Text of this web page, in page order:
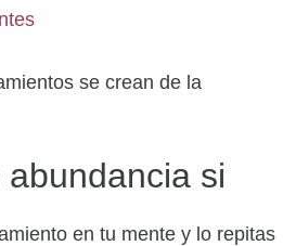
se crean de la
si
en tu mente y lo repitas